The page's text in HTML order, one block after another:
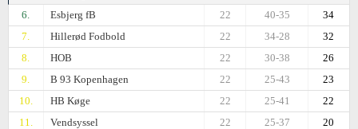
6.
Esbjerg fB 34
40-35
22
7.
Hillerød Fodbold 32
34-28
22
8.
HOB 26
30-38
22
9.
B 93 Kopenhagen 23
25-43
22
10.
HB Køge 22
25-41
22
11.
Vendsyssel 20
25-37
22